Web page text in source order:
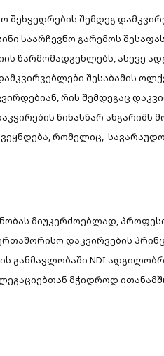
შემდეგ
საარჩევნო გარემოს
წარმომადგენლებს, ასევე
შესაბამის
რის შემდეგაც
წინასწარ ანგარიშს
რომელიც,
მიუკერძოებლად,
დაკვირვების
განმავლობაში NDI
მჭიდროდ